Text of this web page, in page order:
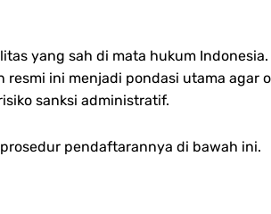
yang sah di mata hukum
ini menjadi pondasi utama
sanksi administratif.
pendaftarannya di bawah ini.